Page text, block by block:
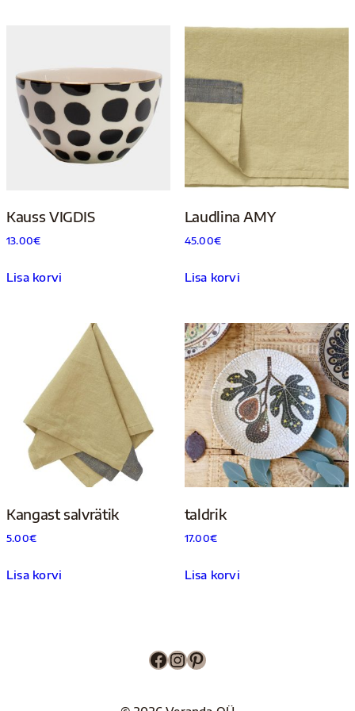
Kauss VIGDIS
13.00€
Lisa korvi
Laudlina AMY
45.00€
Lisa korvi
Kangast salvrätik
5.00€
Lisa korvi
taldrik
17.00€
Lisa korvi
Facebook
Instagram
Pinterest